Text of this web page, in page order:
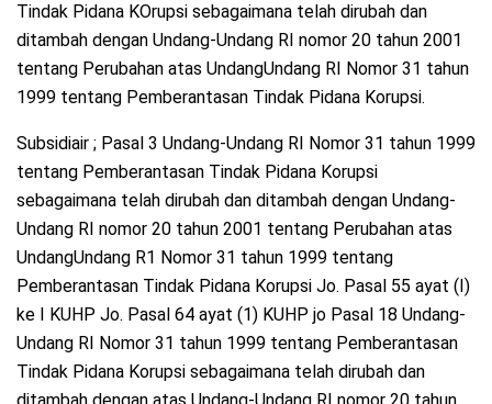
Tindak Pidana KOrupsi sebagaimana telah dirubah dan
ditambah dengan Undang-Undang RI nomor 20 tahun 2001
tentang Perubahan atas UndangUndang RI Nomor 31 tahun
1999 tentang Pemberantasan Tindak Pidana Korupsi.
Subsidiair ; Pasal 3 Undang-Undang RI Nomor 31 tahun 1999
tentang Pemberantasan Tindak Pidana Korupsi
sebagaimana telah dirubah dan ditambah dengan Undang-
Undang RI nomor 20 tahun 2001 tentang Perubahan atas
UndangUndang R1 Nomor 31 tahun 1999 tentang
Pemberantasan Tindak Pidana Korupsi Jo. Pasal 55 ayat (I)
ke I KUHP Jo. Pasal 64 ayat (1) KUHP jo Pasal 18 Undang-
Undang RI Nomor 31 tahun 1999 tentang Pemberantasan
Tindak Pidana Korupsi sebagaimana telah dirubah dan